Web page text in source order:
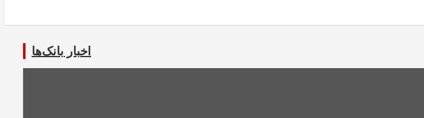
اخبار بانک‌ها